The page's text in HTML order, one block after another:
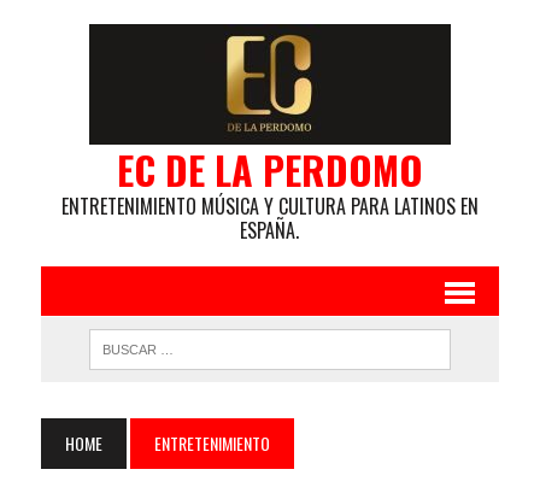
EC DE LA PERDOMO
ENTRETENIMIENTO MÚSICA Y CULTURA PARA LATINOS EN
ESPAÑA.
HOME ENTRETENIMIENTO